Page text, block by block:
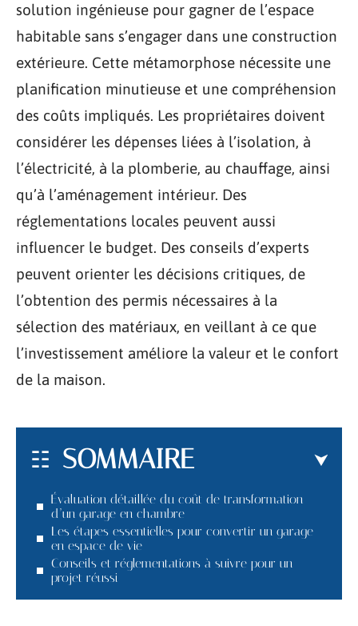
solution ingénieuse pour gagner de l’espace
habitable sans s’engager dans une construction
extérieure. Cette métamorphose nécessite une
planification minutieuse et une compréhension
des coûts impliqués. Les propriétaires doivent
considérer les dépenses liées à l’isolation, à
l’électricité, à la plomberie, au chauffage, ainsi
qu’à l’aménagement intérieur. Des
réglementations locales peuvent aussi
influencer le budget. Des conseils d’experts
peuvent orienter les décisions critiques, de
l’obtention des permis nécessaires à la
sélection des matériaux, en veillant à ce que
l’investissement améliore la valeur et le confort
de la maison.
SOMMAIRE
Évaluation détaillée du coût de transformation
d’un garage en chambre
Les étapes essentielles pour convertir un garage
en espace de vie
Conseils et réglementations à suivre pour un
projet réussi